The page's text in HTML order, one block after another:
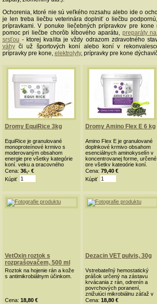
Ochorenia, ktoré nie sú veľkého rozsahu alebo ide o
je len treba liečbu veterinára doplniť o liečbu
prípravkami. V ponuke liečebných prípravkov pre
pomoc pri liečbe chorôb kĺbového aparátu, preparáty
srsťou - ktorej kvalita je vždy odrazom zdravotného
váhyči už športových koní alebo koní v
prípravky pre kone, elektrolyty, prípravky pre kone
Dromy EquiRice 3kg
EquiRice je granulované
monoproteínové krmivo s
moderovaným obsahom
energie pre všetky kategórie
koní, veku a pracovného
zaradenia.
Cena: 36,- €
Kúpiť
Dromy Amino Flex E 6 kg
Amino Flex E je granulované
doplnkové krmivo obsahom
esenciálnych aminokyselín v
koncentrovanej forme, určené
pre všetky kategórie koní.
Cena: 79,40 €
Kúpiť
VetOxin roztok s
rozprašovačem, 500 ml
Roztok na hojenie rán a kože
s antimikrobiálnym účinkom.
Cena: 18,80 €
Dezacin VET pulvis, 30g
Vstrebateľný hemostatický
prášok určený na zástavu
krvácania z rán, odrenín a
povrchových poranení,
znižujúci mikrobiálnu záťaž v
mieste poranenia.
Cena: 18,80 €